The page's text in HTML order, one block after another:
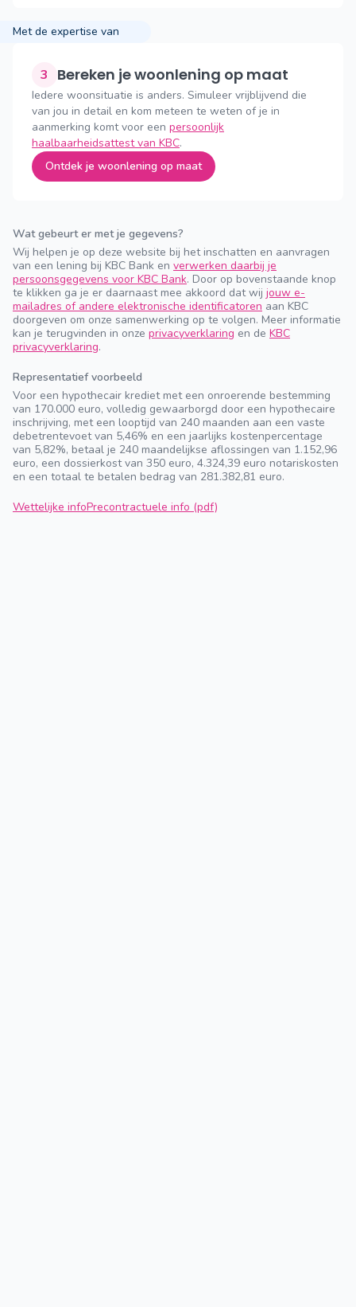
Met de expertise van
3 Bereken je woonlening op maat
Iedere woonsituatie is anders. Simuleer vrijblijvend die
van jou in detail en kom meteen te weten of je in
aanmerking komt voor een persoonlijk
haalbaarheidsattest van KBC.
Ontdek je woonlening op maat
Wat gebeurt er met je gegevens?
Wij helpen je op deze website bij het inschatten en aanvragen
van een lening bij KBC Bank en verwerken daarbij je
persoonsgegevens voor KBC Bank. Door op bovenstaande knop
te klikken ga je er daarnaast mee akkoord dat wij jouw e-
mailadres of andere elektronische identificatoren aan KBC
doorgeven om onze samenwerking op te volgen. Meer informatie
kan je terugvinden in onze privacyverklaring en de KBC
privacyverklaring.
Representatief voorbeeld
Voor een hypothecair krediet met een onroerende bestemming
van 170.000 euro, volledig gewaarborgd door een hypothecaire
inschrijving, met een looptijd van 240 maanden aan een vaste
debetrentevoet van 5,46% en een jaarlijks kostenpercentage
van 5,82%, betaal je 240 maandelijkse aflossingen van 1.152,96
euro, een dossierkost van 350 euro, 4.324,39 euro notariskosten
en een totaal te betalen bedrag van 281.382,81 euro.
Wettelijke infoPrecontractuele info (pdf)